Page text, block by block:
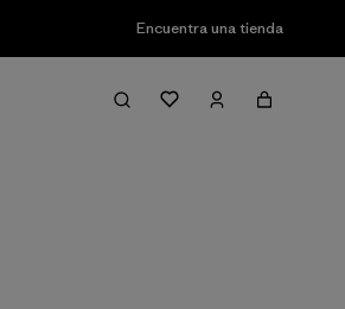
Encuentra una tienda
Filter & Sort